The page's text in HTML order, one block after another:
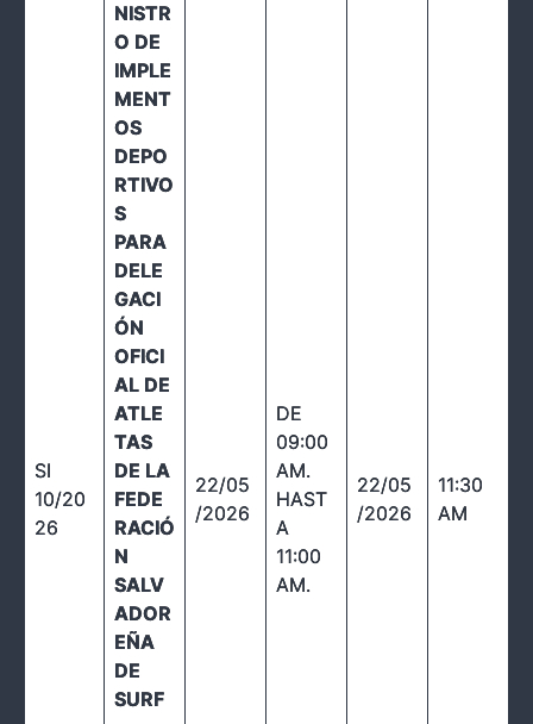
SI
10/20
26
NISTR
O DE
IMPLE
MENT
OS
DEPO
RTIVO
S
PARA
DELE
GACI
ÓN
OFICI
AL DE
ATLE
TAS
DE LA
FEDE
RACIÓ
N
SALV
ADOR
EÑA
DE
SURF
22/05
/2026
DE
09:00
AM.
HAST
A
11:00
AM.
22/05
/2026
11:30
AM